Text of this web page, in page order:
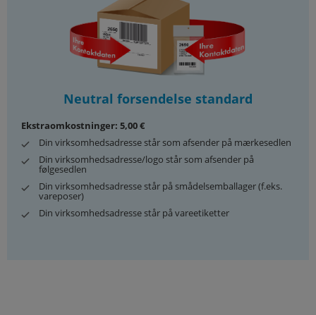
Neutral forsendelse standard
Ekstraomkostninger: 5,00 €
Din virksomhedsadresse står som afsender på mærkesedlen
Din virksomhedsadresse/logo står som afsender på
følgesedlen
Din virksomhedsadresse står på smådelsemballager (f.eks.
vareposer)
Din virksomhedsadresse står på vareetiketter